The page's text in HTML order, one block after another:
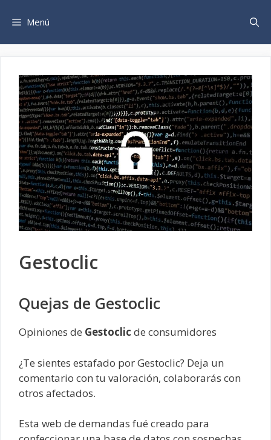
Menú
Gestoclic
Quejas de Gestoclic
Opiniones de Gestoclic de consumidores
¿Te sientes estafado por Gestoclic? Deja un
comentario con tu valoración, colaborarás con
otros afectados.
Esta web de demandas fué creado para